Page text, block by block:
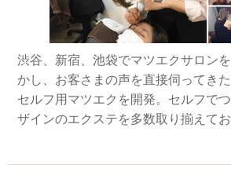
渋谷、新宿、池袋でマツエクサロン
かし、お客さまの声を直接伺ってき
セルフ用マツエクを開発。セルフで
ザインのエクステを多数取り揃えてお